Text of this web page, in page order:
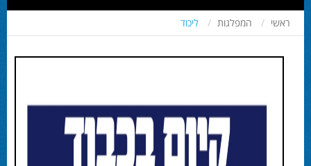
ראשי המפלגות ליכוד